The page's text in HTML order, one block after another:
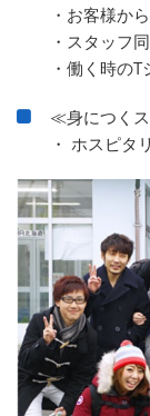
・お客様か
・スタッフ
・働く時の
≪身につく
・ ホスピタ